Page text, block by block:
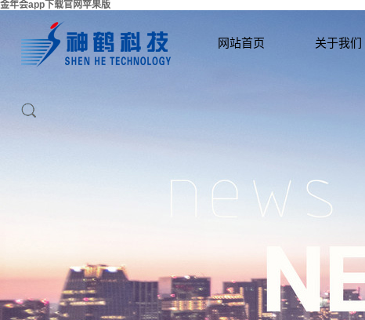
金年会app下载官网苹果版
网站首页 关于我们